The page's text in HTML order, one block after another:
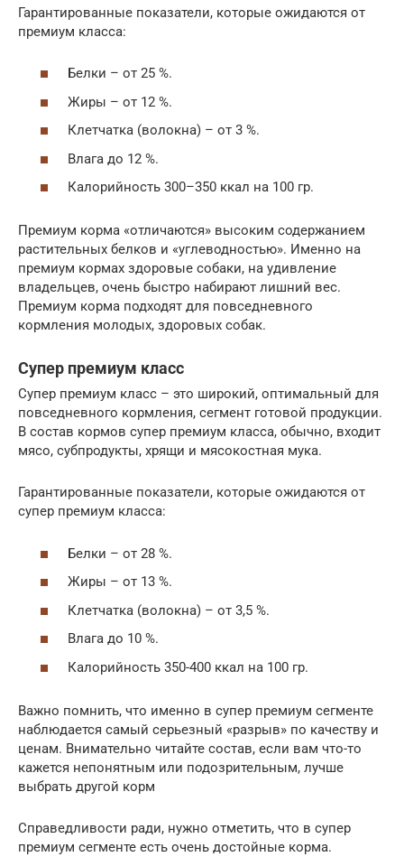
Гарантированные показатели, которые ожидаются от
премиум класса:
Белки – от 25 %.
Жиры – от 12 %.
Клетчатка (волокна) – от 3 %.
Влага до 12 %.
Калорийность 300–350 ккал на 100 гр.
Премиум корма «отличаются» высоким содержанием
растительных белков и «углеводностью». Именно на
премиум кормах здоровые собаки, на удивление
владельцев, очень быстро набирают лишний вес.
Премиум корма подходят для повседневного
кормления молодых, здоровых собак.
Супер премиум класс
Супер премиум класс – это широкий, оптимальный для
повседневного кормления, сегмент готовой продукции.
В состав кормов супер премиум класса, обычно, входит
мясо, субпродукты, хрящи и мясокостная мука.
Гарантированные показатели, которые ожидаются от
супер премиум класса:
Белки – от 28 %.
Жиры – от 13 %.
Клетчатка (волокна) – от 3,5 %.
Влага до 10 %.
Калорийность 350-400 ккал на 100 гр.
Важно помнить, что именно в супер премиум сегменте
наблюдается самый серьезный «разрыв» по качеству и
ценам. Внимательно читайте состав, если вам что-то
кажется непонятным или подозрительным, лучше
выбрать другой корм
Справедливости ради, нужно отметить, что в супер
премиум сегменте есть очень достойные корма.